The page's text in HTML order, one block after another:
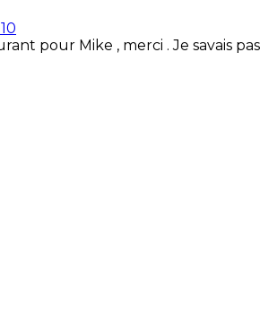
pour Mike , merci . Je savais pas